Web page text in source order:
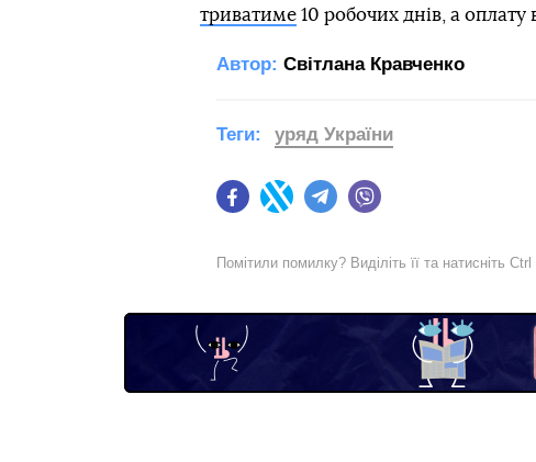
триватиме 10 робочих днів, а
Автор: Світлана Кравченко
FacebookTwitter Telegram
Теги: уряд України
Помітили помилку? Виділіть її та натисніть Ctrl